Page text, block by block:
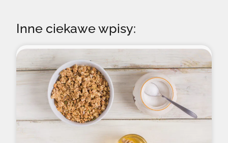
Inne ciekawe wpisy: